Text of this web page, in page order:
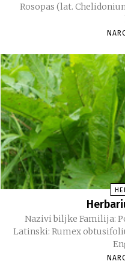
Rosopas (lat.
Nazivi biljke Familija:
Latinski: Rumex